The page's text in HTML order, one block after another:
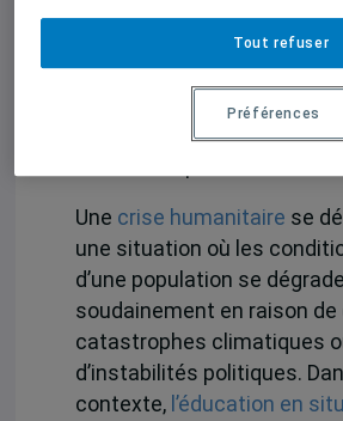
conditions respectant sa
contexte humanitaire, il
besoins
sécurité, reconnaissance
Une crise humanitaire se
une situation où les
d’une population se
soudainement en raison de
catastrophes climatiques
d’instabilités politiques.
contexte, l’éducation en
Tout refuser
Préférences